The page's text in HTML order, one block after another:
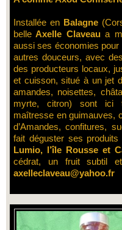
Installée en Balagne
belle Axelle Claveaua
aussi ses économies
autres douceurs, avec
des producteurs locaux,
et cuisson, situé à un jet
amandes, noisettes,
myrte, citron) sont ici
maîtresse en guimauves,
d’Amandes, confitures,
fait déguster ses
Lumio, l’île Rousse et
cédrat, un fruit subtil
axelleclaveau@yahoo.fr